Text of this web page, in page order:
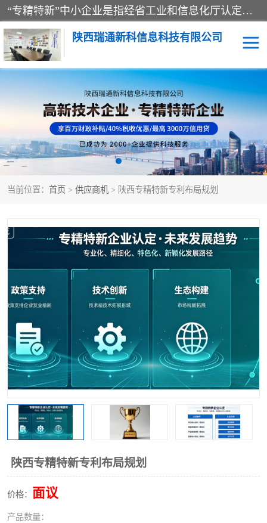
“专精特新”中小企业是指经省工业和信息化厅认定，专注于细分市场、掌握关键核心技术、创新能力强、市场占有率高、质量效益优，在专业化、精细化、特色化、新颖化等方面表现突出的中小企业。
陕西瑞通新科信息科技有限公司
当前位置： 首页 > 供应商机 > 陕西专精特新专利布局规划
陕西专精特新专利布局规划
价格： 面议
产品数量：